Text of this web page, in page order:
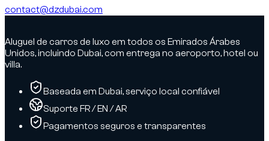
contact@dzdubai.com
Aluguel de carros de luxo em todos os Emirados Árabes
Unidos, incluindo Dubai, com entrega no aeroporto, hotel ou
villa.
Baseada em Dubai, serviço local confiável
Suporte FR / EN / AR
Pagamentos seguros e transparentes